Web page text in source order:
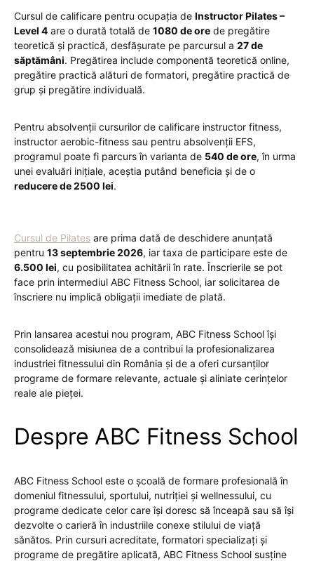
Cursul de calificare pentru ocupația de Instructor Pilates –
Level 4 are o durată totală de 1080 de ore de pregătire
teoretică și practică, desfășurate pe parcursul a 27 de
săptămâni. Pregătirea include componentă teoretică online,
pregătire practică alături de formatori, pregătire practică de
grup și pregătire individuală.
Pentru absolvenții cursurilor de calificare instructor fitness,
instructor aerobic-fitness sau pentru absolvenții EFS,
programul poate fi parcurs în varianta de 540 de ore, în urma
unei evaluări inițiale, aceștia putând beneficia și de o
reducere de 2500 lei.
Cursul de Pilates are prima dată de deschidere anunțată
pentru 13 septembrie 2026, iar taxa de participare este de
6.500 lei, cu posibilitatea achitării în rate. Înscrierile se pot
face prin intermediul ABC Fitness School, iar solicitarea de
înscriere nu implică obligații imediate de plată.
Prin lansarea acestui nou program, ABC Fitness School își
consolidează misiunea de a contribui la profesionalizarea
industriei fitnessului din România și de a oferi cursanților
programe de formare relevante, actuale și aliniate cerințelor
reale ale pieței.
Despre ABC Fitness School
ABC Fitness School este o școală de formare profesională în
domeniul fitnessului, sportului, nutriției și wellnessului, cu
programe dedicate celor care își doresc să înceapă sau să își
dezvolte o carieră în industriile conexe stilului de viață
sănătos. Prin cursuri acreditate, formatori specializați și
programe de pregătire aplicată, ABC Fitness School susține